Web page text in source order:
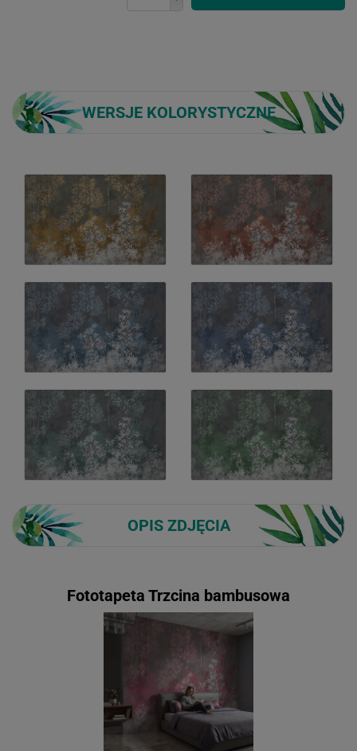
WERSJE KOLORYSTYCZNE
OPIS ZDJĘCIA
Fototapeta Trzcina bambusowa